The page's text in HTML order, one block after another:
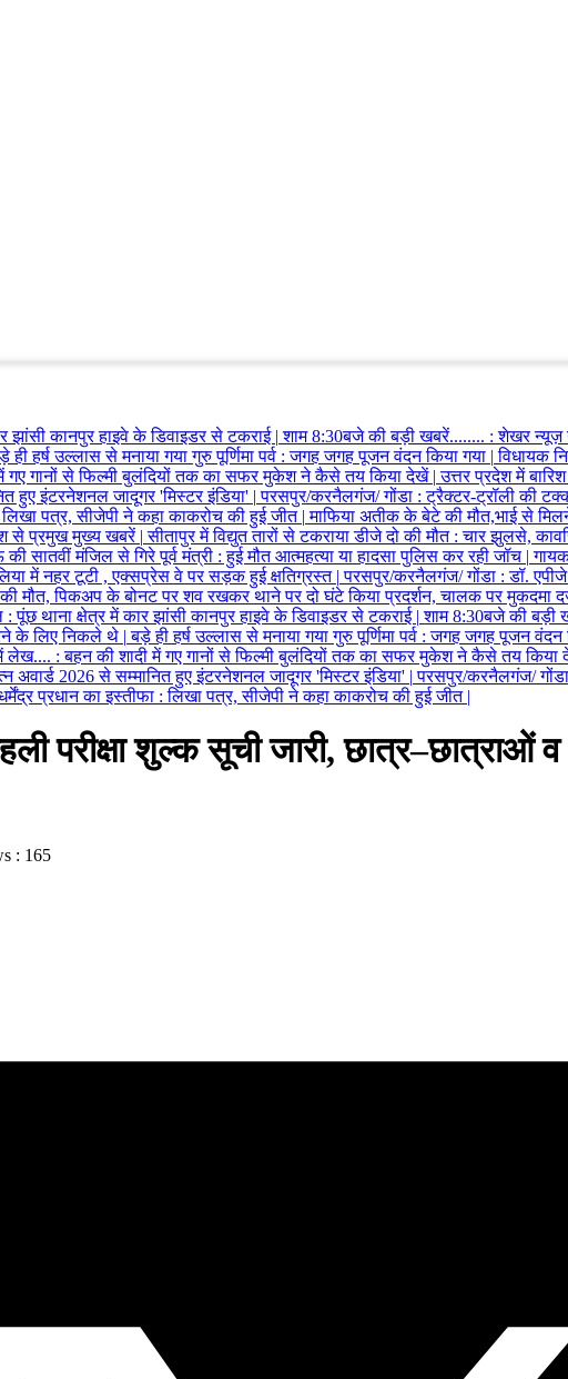
झांसी कानपुर हाइवे के डिवाइडर से टकराई | शाम 8:30बजे की बड़ी खबरें........ : शेखर न्यूज़
ही हर्ष उल्लास से मनाया गया गुरु पूर्णिमा पर्व : जगह जगह पूजन वंदन किया गया | विधायक
गए गानों से फिल्मी बुलंदियों तक का सफर मुकेश ने कैसे तय किया देखें | उत्तर प्रदेश में
हुए इंटरनेशनल जादूगर 'मिस्टर इंडिया' | परसपुर/करनैलगंज/ गोंडा : ट्रैक्टर-ट्रॉली की
लिखा पत्र, सीजेपी ने कहा काकरोच की हुई जीत | माफिया अतीक के बेटे की मौत,भाई से
से प्रमुख मुख्य खबरें | सीतापुर में विद्युत तारों से टकराया डीजे दो की मौत : चार झुलसे,
सातवीं मंजिल से गिरे पूर्व मंत्री : हुई मौत आत्महत्या या हादसा पुलिस कर रही जॉच |
में नहर टूटी , एक्सप्रेस वे पर सड़क हुई क्षतिग्रस्त | परसपुर/करनैलगंज/ गोंडा : डॉ.
मौत, पिकअप के बोनट पर शव रखकर थाने पर दो घंटे किया प्रदर्शन, चालक पर मुकदमा
: पूंछ थाना क्षेत्र में कार झांसी कानपुर हाइवे के डिवाइडर से टकराई | शाम 8:30बजे की बड़ी
के लिए निकले थे | बड़े ही हर्ष उल्लास से मनाया गया गुरु पूर्णिमा पर्व : जगह जगह पूजन वंदन
लेख.... : बहन की शादी में गए गानों से फिल्मी बुलंदियों तक का सफर मुकेश ने कैसे तय किया
अवार्ड 2026 से सम्मानित हुए इंटरनेशनल जादूगर 'मिस्टर इंडिया' | परसपुर/करनैलगंज/ गोंडा
प्रधान का इस्तीफा : लिखा पत्र, सीजेपी ने कहा काकरोच की हुई जीत |
परीक्षा शुल्क सूची जारी,
: 165